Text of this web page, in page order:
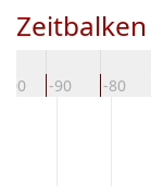
-90 -80